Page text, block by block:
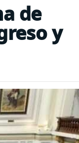
de
y